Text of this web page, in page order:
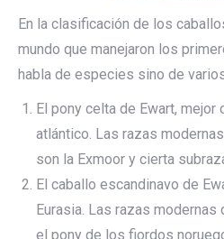
En la clasificación de los
mundo que manejaron los
habla de especies sino de
El pony celta de Ewart, mejor
atlántico. Las razas
son la Exmoor y cierta
El caballo escandinavo de
Eurasia. Las razas
el pony de los fiordos